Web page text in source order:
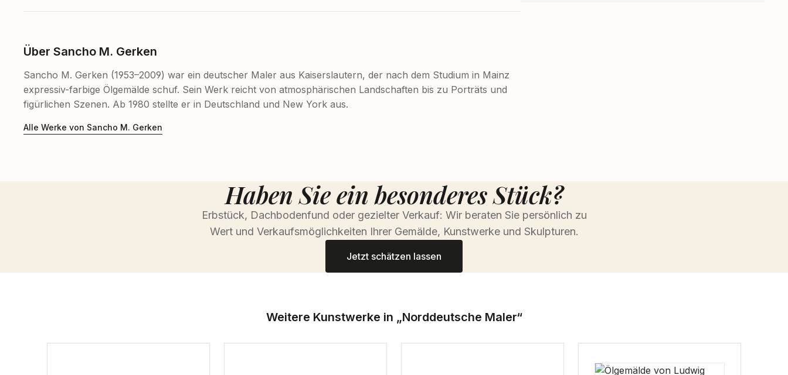
Über Sancho M. Gerken
Sancho M. Gerken (1953–2009) war ein deutscher Maler aus Kaiserslautern, der nach dem Studium in Mainz
expressiv-farbige Ölgemälde schuf. Sein Werk reicht von atmosphärischen Landschaften bis zu Porträts und
figürlichen Szenen. Ab 1980 stellte er in Deutschland und New York aus.
Alle Werke von Sancho M. Gerken
Haben Sie ein besonderes Stück?
Erbstück, Dachbodenfund oder gezielter Verkauf: Wir beraten Sie persönlich zu
Wert und Verkaufsmöglichkeiten Ihrer Gemälde, Kunstwerke und Skulpturen.
Jetzt schätzen lassen
Weitere Kunstwerke in „Norddeutsche Maler“